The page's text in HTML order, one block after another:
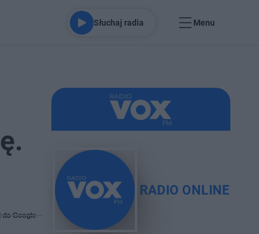
Słuchaj radia Menu
do Google
RADIO ONLINE